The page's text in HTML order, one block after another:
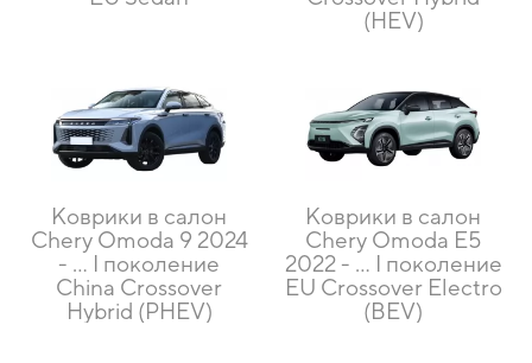
(HEV)
Коврики в салон
Chery Omoda 9 2024
- … I поколение
China Crossover
Hybrid (PHEV)
Коврики в салон
Chery Omoda E5
2022 - … I поколение
EU Crossover Electro
(BEV)